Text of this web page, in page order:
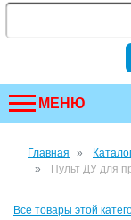
МЕНЮ
Главная
Пульт ДУ для
Все товары этой